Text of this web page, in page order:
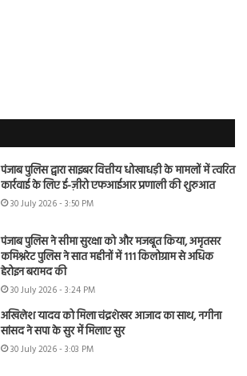
पंजाब पुलिस द्वारा साइबर वित्तीय धोखाधड़ी के मामलों में त्वरित
कार्रवाई के लिए ई-ज़ीरो एफआईआर प्रणाली की शुरुआत
30 July 2026 - 3:50 PM
पंजाब पुलिस ने सीमा सुरक्षा को और मजबूत किया, अमृतसर
कमिश्नरेट पुलिस ने सात महीनों में 111 किलोग्राम से अधिक
हेरोइन बरामद की
30 July 2026 - 3:24 PM
अखिलेश यादव को मिला चंद्रशेखर आजाद का साथ, नगीना
सांसद ने सपा के सुर में मिलाए सुर
30 July 2026 - 3:03 PM